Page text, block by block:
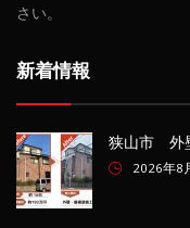
さい。
新着情報
狭山市 外
2026年8